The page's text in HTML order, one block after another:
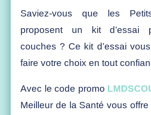
Saviez-vous que les
proposent un kit d’essai
couches ? Ce kit d’essai
faire votre choix en tout
Avec le code promo
Meilleur de la Santé vous